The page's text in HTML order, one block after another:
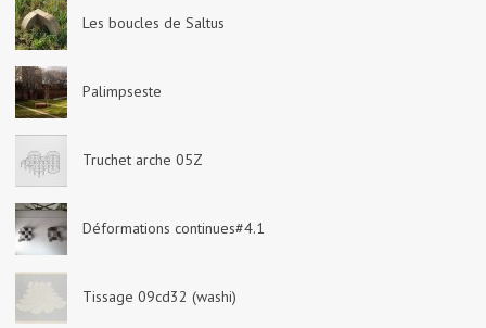
Les boucles de Saltus
Palimpseste
Truchet arche 05Z
Déformations continues#4.1
Tissage 09cd32 (washi)